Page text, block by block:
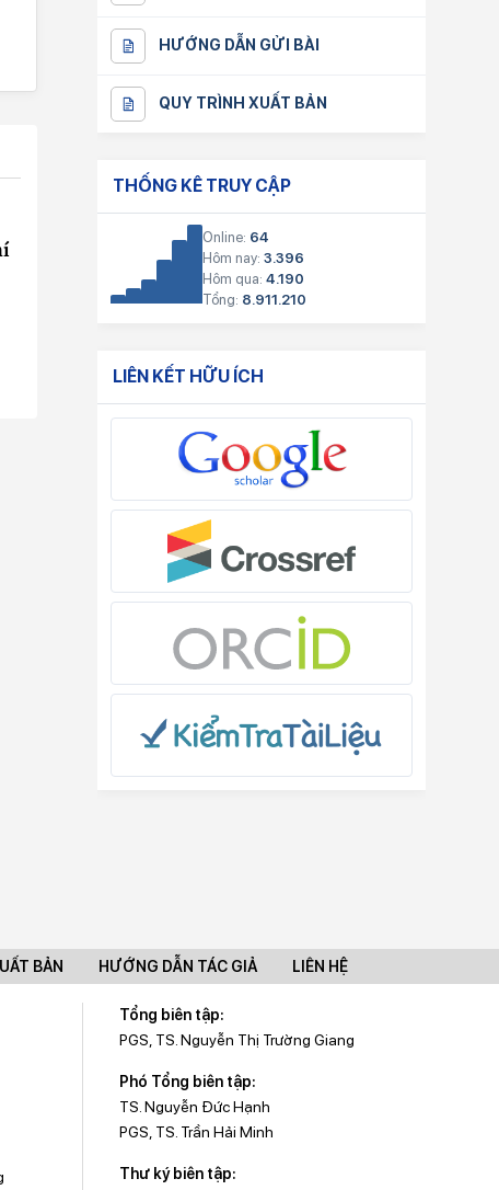
HƯỚNG DẪN GỬI BÀI
QUY TRÌNH XUẤT BẢN
THỐNG KÊ TRUY CẬP
Online: 64
Hôm nay: 3.396
Hôm qua: 4.190
Tổng: 8.911.210
LIÊN KẾT HỮU ÍCH
BẢN HƯỚNG DẪN TÁC GIẢ LIÊN HỆ
Tổng biên tập:
PGS, TS. Nguyễn Thị Trường Giang
Phó Tổng biên tập:
TS. Nguyễn Đức Hạnh
PGS, TS. Trần Hải Minh
Thư ký biên tập: